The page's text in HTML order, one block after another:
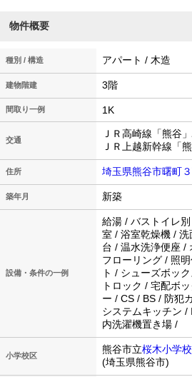
物件概要
種別 / 構造 アパート / 木造
建物階建 3階
間取り一例 1K
交通
ＪＲ高崎線「熊谷
ＪＲ上越新幹線「
住所 埼玉県熊谷市曙町
築年月 新築
設備・条件の一例
給湯 / バストイレ
室 / 浴室乾燥機 /
台 / 温水洗浄便座 /
フローリング / 照
ト / シューズボッ
トロック / 宅配ボ
ー / CS / BS / 防犯
システムキッチン
内洗濯機置き場 /
小学校区
熊谷市立桜木小学校
(埼玉県熊谷市)